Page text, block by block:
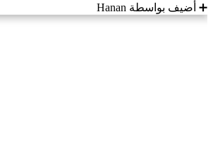
➕ أضيف بواسطة Hanan